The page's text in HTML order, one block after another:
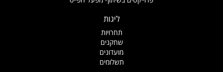
ליגות
תחרויות
שחקנים
מועדונים
תשלומים